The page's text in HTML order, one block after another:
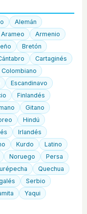
Alemán
Arameo
Armenio
Bretón
Cartaginés
Colombiano
Escandinavo
Finlandés
Gitano
Hindú
Irlandés
Kurdo
Latino
Noruego
Persa
Quechua
Serbio
Yaqui